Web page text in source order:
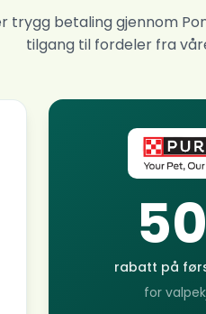
trygg betaling gjennom
tilgang til fordeler fra
rabatt på
for